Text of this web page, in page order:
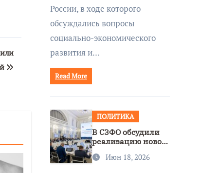
России, в ходе которого
обсуждались вопросы
социально-экономического
развития и…
Read More
ПОЛИТИКА
В СЗФО обсудили
реализацию новой
нацполитики
Июн 18, 2026